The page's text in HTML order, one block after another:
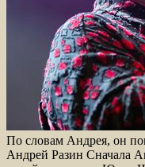
По словам Андрея, он
Андрей Разин Сначала